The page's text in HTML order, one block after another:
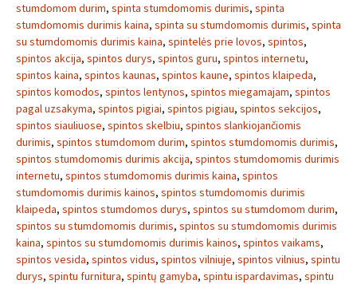
stumdomom durim, spinta stumdomomis durimis, spinta
stumdomomis durimis kaina, spinta su stumdomomis durimis, spinta
su stumdomomis durimis kaina, spintelės prie lovos, spintos,
spintos akcija, spintos durys, spintos guru, spintos internetu,
spintos kaina, spintos kaunas, spintos kaune, spintos klaipeda,
spintos komodos, spintos lentynos, spintos miegamajam, spintos
pagal uzsakyma, spintos pigiai, spintos pigiau, spintos sekcijos,
spintos siauliuose, spintos skelbiu, spintos slankiojančiomis
durimis, spintos stumdomom durim, spintos stumdomomis durimis,
spintos stumdomomis durimis akcija, spintos stumdomomis durimis
internetu, spintos stumdomomis durimis kaina, spintos
stumdomomis durimis kainos, spintos stumdomomis durimis
klaipeda, spintos stumdomos durys, spintos su stumdomom durim,
spintos su stumdomomis durimis, spintos su stumdomomis durimis
kaina, spintos su stumdomomis durimis kainos, spintos vaikams,
spintos vesida, spintos vidus, spintos vilniuje, spintos vilnius, spintu
durys, spintu furnitura, spintų gamyba, spintu ispardavimas, spintu